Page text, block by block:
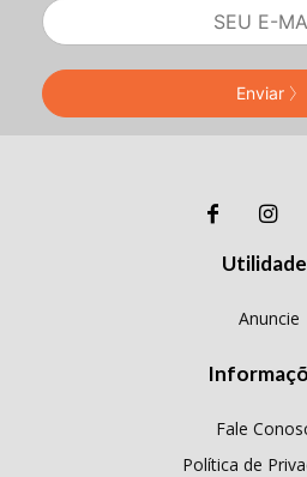
Enviar
Anuncie
Fale
Política de